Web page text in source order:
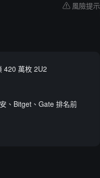
風險提示
420 萬枚 2U2
、Bitget、Gate 排名前